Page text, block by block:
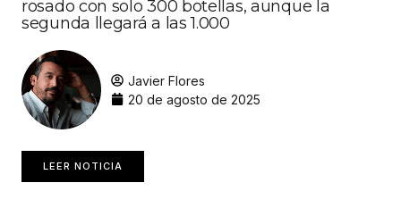
rosado con solo 300 botellas, aunque la
segunda llegará a las 1.000
Javier Flores
20 de agosto de 2025
LEER NOTICIA